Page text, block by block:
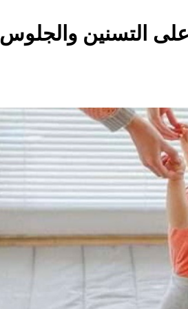
التسنين والجلوس